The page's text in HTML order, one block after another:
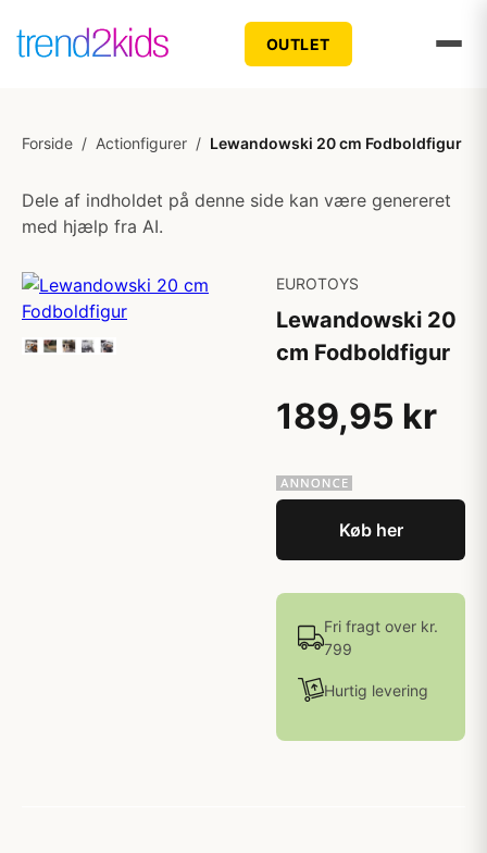
OUTLET
Forside / Actionfigurer / Lewandowski 20 cm Fodboldfigur
Dele af indholdet på denne side kan være genereret
med hjælp fra AI.
EUROTOYS
Lewandowski 20
cm Fodboldfigur
189,95 kr
Køb her
Fri fragt over kr.
799
Hurtig levering